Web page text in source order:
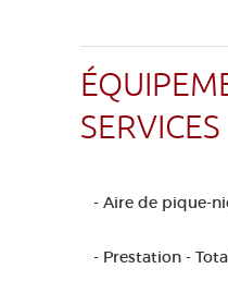
SERVICES
- Aire de pique-
- Prestation -